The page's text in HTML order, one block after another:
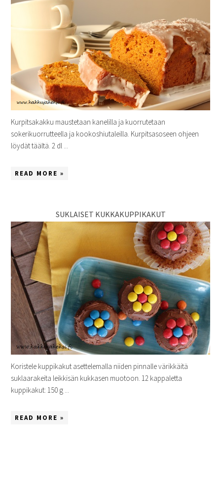
Kurpitsakakku maustetaan kanelilla ja kuorrutetaan
sokerikuorrutteella ja kookoshiutaleilla. Kurpitsasoseen ohjeen
löydät täältä. 2 dl ...
READ MORE »
SUKLAISET KUKKAKUPPIKAKUT
Koristele kuppikakut asettelemalla niiden pinnalle värikkäitä
suklaarakeita leikkisän kukkasen muotoon. 12 kappaletta
kuppikakut: 150 g ...
READ MORE »